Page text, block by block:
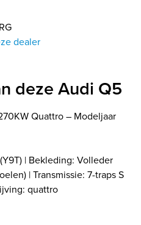
dealer
deze Audi Q5
Quattro – Modeljaar
| Bekleding: Volleder
| Transmissie: 7-traps S
quattro